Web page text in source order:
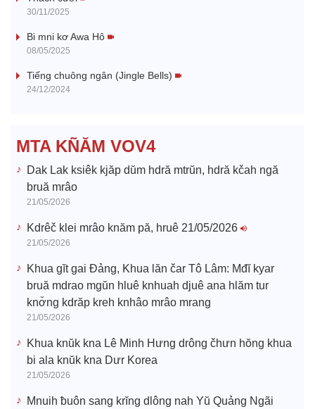
i
o
30/11/2025
Bi mni kơ Awa Hô
08/05/2025
Tiếng chuông ngân (Jingle Bells)
24/12/2024
MTA KÑĂM VOV4
Dak Lak ksiêk kjăp dŭm hdră mtrŭn, hdră kčah ngă
bruă mrâo
21/05/2026
Kdrêč klei mrâo knăm pă, hruê 21/05/2026
21/05/2026
Khua gĭt gai Đảng, Khua lăn čar Tô Lâm: Mđĭ kyar
bruă mdrao mgŭn hluê knhuah djuê ana hlăm tur
knơ̆ng kdrăp kreh knhâo mrâo mrang
21/05/2026
Khua knŭk kna Lê Minh Hưng drông čhưn hŏng khua
bi ala knŭk kna Dưr Korea
21/05/2026
Mnuih ƀuôn sang krĭng dlông nah Yŭ Quảng Ngãi